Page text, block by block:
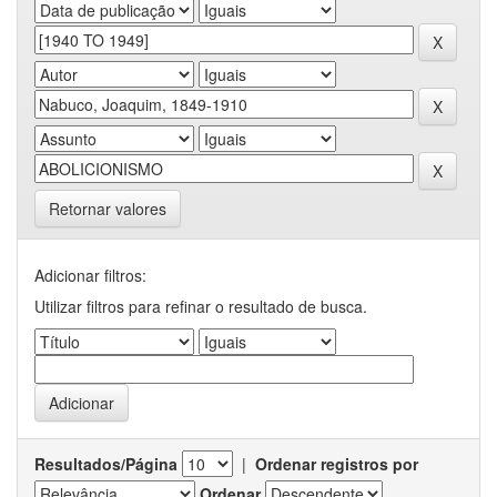
Retornar valores
Adicionar filtros:
Utilizar filtros para refinar o resultado de busca.
Resultados/Página | Ordenar registros por